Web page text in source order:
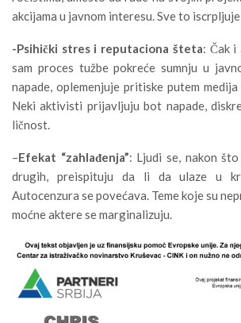
akcijama u javnom interesu. Sve to
-Psihički stres i reputaciona šteta: Čak i
sam proces tužbe pokreće sumnju u
napade, oplemenjuje pritiske putem
Neki aktivisti prijavljuju bot napade,
ličnost.
–Efekat “zahlađenja”: Ljudi se, nakon
drugih, preispituju da li da ulaze u
Autocenzura se povećava. Teme koje su
moćne aktere se marginalizuju.